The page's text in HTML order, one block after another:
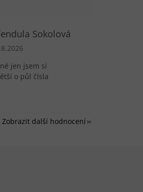
Sokolová
obchodu je 5 z 5 hvězdiček.
jen jsem si
o půl čísla
Zobrazit další hodnocení